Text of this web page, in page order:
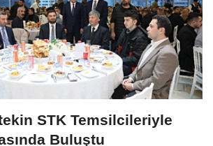
STK Temsilcileriyle
Buluştu